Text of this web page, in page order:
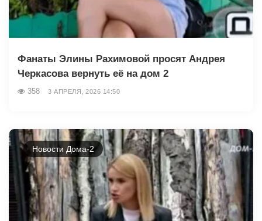
Фанаты Элины Рахимовой просят Андрея
Черкасова вернуть её на дом 2
358 3 АПРЕЛЯ, 2026 14:50
Новости Дома-2